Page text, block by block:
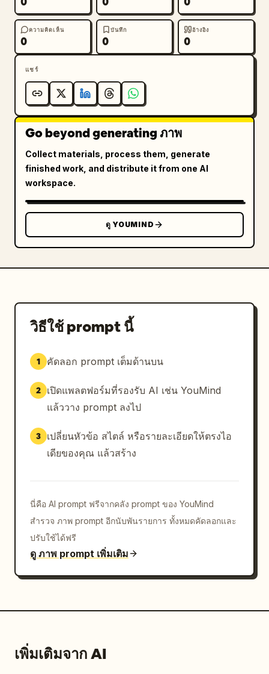
ความคิดเห็น
0
บันทึก
0
อ้างอิง
0
แชร์
Go beyond generating ภาพ
Collect materials, process them, generate
finished work, and distribute it from one AI
workspace.
ดู YOUMIND
วิธีใช้ prompt นี้
1 คัดลอก prompt เต็มด้านบน
2
เปิดแพลตฟอร์มที่รองรับ AI เช่น YouMind
แล้ววาง prompt ลงไป
3
เปลี่ยนหัวข้อ สไตล์ หรือรายละเอียดให้ตรงไอ
เดียของคุณ แล้วสร้าง
นี่คือ AI prompt ฟรีจากคลัง prompt ของ YouMind
สำรวจ ภาพ prompt อีกนับพันรายการ ทั้งหมดคัดลอกและ
ปรับใช้ได้ฟรี
ดู ภาพ prompt เพิ่มเติม
เพิ่มเติมจาก AI